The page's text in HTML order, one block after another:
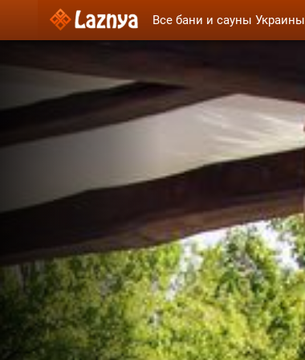
Все бани и сауны Украины